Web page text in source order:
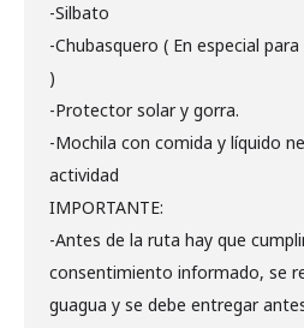
-Silbato
-Chubasquero ( En especial
)
-Protector solar y gorra.
-Mochila con comida y líquido
actividad
IMPORTANTE:
-Antes de la ruta hay que
consentimiento informado, se
guagua y se debe entregar